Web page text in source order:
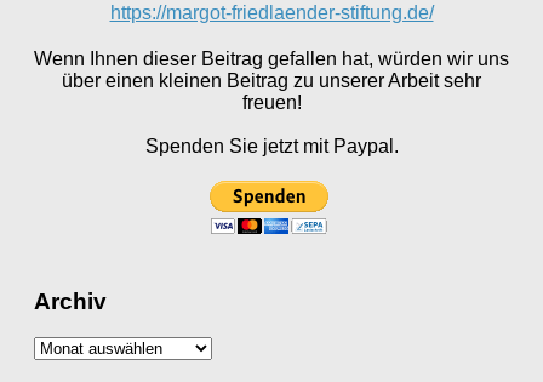
https://margot-friedlaender-stiftung.de/
Wenn Ihnen dieser Beitrag gefallen hat, würden wir uns
über einen kleinen Beitrag zu unserer Arbeit sehr
freuen!
Spenden Sie jetzt mit Paypal.
Archiv
Archiv